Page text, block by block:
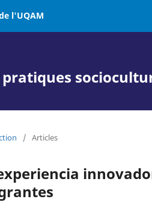
l'UQAM
/ Articles